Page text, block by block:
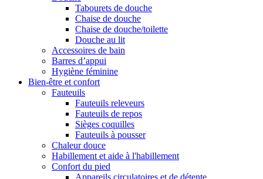
Tabourets de douche
Chaise de douche
Chaise de douche/toilette
Douche au lit
Accessoires de bain
Barres d’appui
Hygiène féminine
Bien-être et confort
Fauteuils
Fauteuils releveurs
Fauteuils de repos
Sièges coquilles
Fauteuils à pousser
Chaleur douce
Habillement et aide à l'habillement
Confort du pied
Appareils circulatoires et de détente